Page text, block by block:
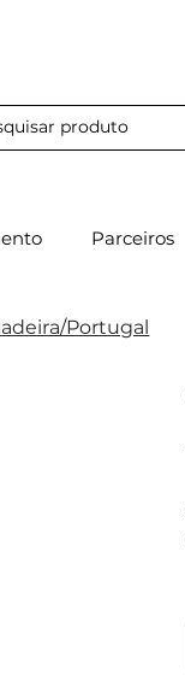
Parceiros
Portugal